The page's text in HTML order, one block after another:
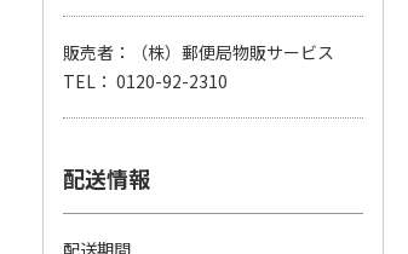
手】グリーティング
円…
販売者：（株）郵便局物販サービス
TEL： 0120-92-2310
配送情報
配送期間